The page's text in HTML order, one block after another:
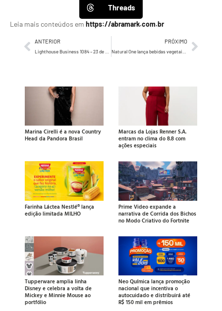
Threads
Leia mais conteúdos em https://abramark.com.br
ANTERIOR PRÓXIMO
Marina Cirelli é a nova Country
Head da Pandora Brasil
Marcas da Lojas Renner S.A.
entram no clima do 8.8 com
ações especiais
Farinha Láctea Nestlé® lança
edição limitada MILHO
Prime Video expande a
narrativa de Corrida dos Bichos
no Modo Criativo do Fortnite
Tupperware amplia linha
Disney e celebra a volta de
Mickey e Minnie Mouse ao
portfólio
Neo Química lança promoção
nacional que incentiva o
autocuidado e distribuirá até
R$ 150 mil em prêmios